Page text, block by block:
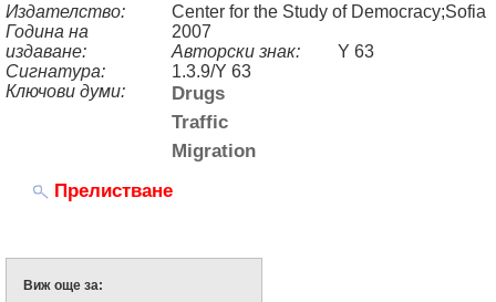
Издателство:
Center for the Study of Democracy;Sofia
Година на
издаване:
2007
Авторски знак:
Y 63
Сигнатура:
1.3.9/Y 63
Ключови думи:
Drugs
Traffic
Migration
Прелистване
Виж още за: